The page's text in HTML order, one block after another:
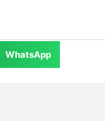
WhatsApp